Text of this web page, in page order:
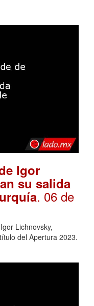
Igor
su salida
. 06 de
Lichnovsky,
del Apertura 2023.